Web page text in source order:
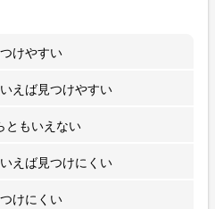
けやすい
えば見つけやすい
ともいえない
えば見つけにくい
けにくい